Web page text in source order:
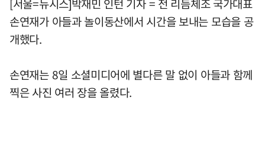
[서울=뉴시스]박재민 인턴 기자 = 전 리듬체조 국가대표
손연재가 아들과 놀이동산에서 시간을 보내는 모습을 공
개했다.
손연재는 8일 소셜미디어에 별다른 말 없이 아들과 함께
찍은 사진 여러 장을 올렸다.